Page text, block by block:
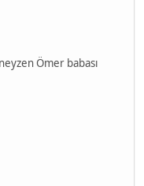
Ömer babası